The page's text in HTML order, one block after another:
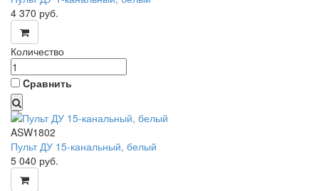
4 370 руб.
Количество
Cравнить
ASW1802
Пульт ДУ 15-канальный, белый
5 040 руб.